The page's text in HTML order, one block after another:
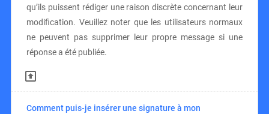
qu’ils puissent rédiger une raison discrète concernant leur
modification. Veuillez noter que les utilisateurs normaux
ne peuvent pas supprimer leur propre message si une
réponse a été publiée.
Comment puis-je insérer une signature à mon